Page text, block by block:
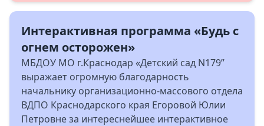
Интерактивная программа «Будь с
огнем осторожен»
МБДОУ МО г.Краснодар «Детский сад N179”
выражает огромную благодарность
начальнику организационно-массового отдела
ВДПО Краснодарского края Егоровой Юлии
Петровне за интереснейшее интерактивное